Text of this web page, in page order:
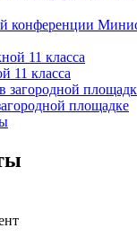
конференции
11 класса
площадке